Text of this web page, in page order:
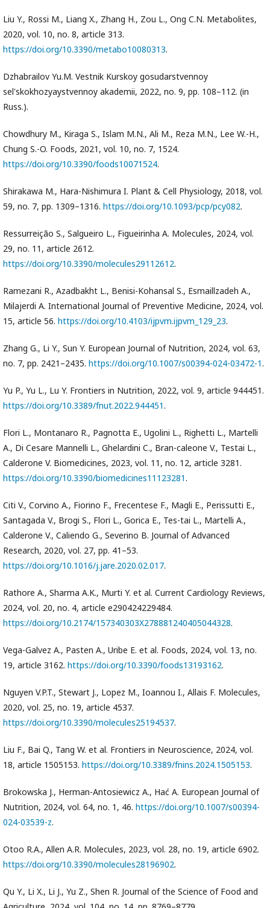
Liu Y., Rossi M., Liang X., Zhang H., Zou L., Ong C.N. Metabolites,
2020, vol. 10, no. 8, article 313.
https://doi.org/10.3390/metabo10080313.
Dzhabrailov Yu.M. Vestnik Kurskoy gosudarstvennoy
sel'skokhozyaystvennoy akademii, 2022, no. 9, pp. 108–112. (in
Russ.).
Chowdhury M., Kiraga S., Islam M.N., Ali M., Reza M.N., Lee W.-H.,
Chung S.-O. Foods, 2021, vol. 10, no. 7, 1524.
https://doi.org/10.3390/foods10071524.
Shirakawa M., Hara-Nishimura I. Plant & Cell Physiology, 2018, vol.
59, no. 7, pp. 1309–1316. https://doi.org/10.1093/pcp/pcy082.
Ressurreição S., Salgueiro L., Figueirinha A. Molecules, 2024, vol.
29, no. 11, article 2612.
https://doi.org/10.3390/molecules29112612.
Ramezani R., Azadbakht L., Benisi-Kohansal S., Esmaillzadeh A.,
Milajerdi A. International Journal of Preventive Medicine, 2024, vol.
15, article 56. https://doi.org/10.4103/ijpvm.ijpvm_129_23.
Zhang G., Li Y., Sun Y. European Journal of Nutrition, 2024, vol. 63,
no. 7, pp. 2421–2435. https://doi.org/10.1007/s00394-024-03472-1.
Yu P., Yu L., Lu Y. Frontiers in Nutrition, 2022, vol. 9, article 944451.
https://doi.org/10.3389/fnut.2022.944451.
Flori L., Montanaro R., Pagnotta E., Ugolini L., Righetti L., Martelli
A., Di Cesare Mannelli L., Ghelardini C., Bran-caleone V., Testai L.,
Calderone V. Biomedicines, 2023, vol. 11, no. 12, article 3281.
https://doi.org/10.3390/biomedicines11123281.
Citi V., Corvino A., Fiorino F., Frecentese F., Magli E., Perissutti E.,
Santagada V., Brogi S., Flori L., Gorica E., Tes-tai L., Martelli A.,
Calderone V., Caliendo G., Severino B. Journal of Advanced
Research, 2020, vol. 27, pp. 41–53.
https://doi.org/10.1016/j.jare.2020.02.017.
Rathore A., Sharma A.K., Murti Y. et al. Current Cardiology Reviews,
2024, vol. 20, no. 4, article e290424229484.
https://doi.org/10.2174/157340303X278881240405044328.
Vega-Galvez A., Pasten A., Uribe E. et al. Foods, 2024, vol. 13, no.
19, article 3162. https://doi.org/10.3390/foods13193162.
Nguyen V.P.T., Stewart J., Lopez M., Ioannou I., Allais F. Molecules,
2020, vol. 25, no. 19, article 4537.
https://doi.org/10.3390/molecules25194537.
Liu F., Bai Q., Tang W. et al. Frontiers in Neuroscience, 2024, vol.
18, article 1505153. https://doi.org/10.3389/fnins.2024.1505153.
Brokowska J., Herman-Antosiewicz A., Hać A. European Journal of
Nutrition, 2024, vol. 64, no. 1, 46. https://doi.org/10.1007/s00394-
024-03539-z.
Otoo R.A., Allen A.R. Molecules, 2023, vol. 28, no. 19, article 6902.
https://doi.org/10.3390/molecules28196902.
Qu Y., Li X., Li J., Yu Z., Shen R. Journal of the Science of Food and